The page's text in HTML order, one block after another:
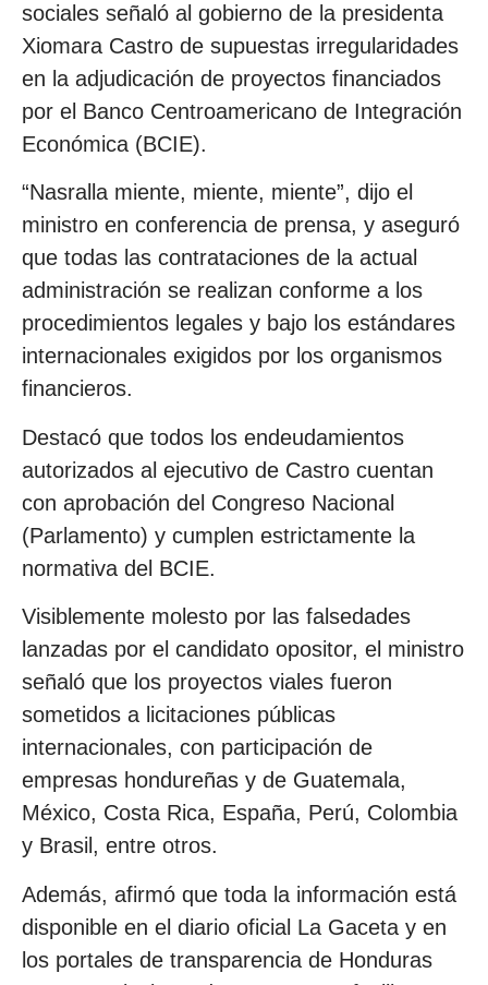
sociales señaló al gobierno de la presidenta
Xiomara Castro de supuestas irregularidades
en la adjudicación de proyectos financiados
por el Banco Centroamericano de Integración
Económica (BCIE).
“Nasralla miente, miente, miente”, dijo el
ministro en conferencia de prensa, y aseguró
que todas las contrataciones de la actual
administración se realizan conforme a los
procedimientos legales y bajo los estándares
internacionales exigidos por los organismos
financieros.
Destacó que todos los endeudamientos
autorizados al ejecutivo de Castro cuentan
con aprobación del Congreso Nacional
(Parlamento) y cumplen estrictamente la
normativa del BCIE.
Visiblemente molesto por las falsedades
lanzadas por el candidato opositor, el ministro
señaló que los proyectos viales fueron
sometidos a licitaciones públicas
internacionales, con participación de
empresas hondureñas y de Guatemala,
México, Costa Rica, España, Perú, Colombia
y Brasil, entre otros.
Además, afirmó que toda la información está
disponible en el diario oficial La Gaceta y en
los portales de transparencia de Honduras